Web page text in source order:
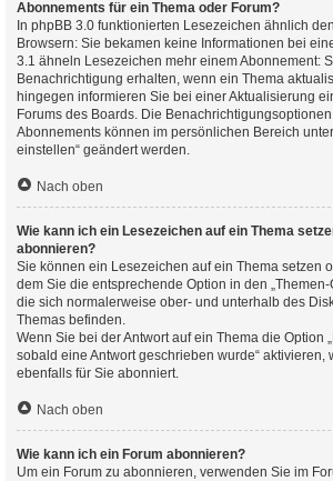
Abonnements für ein Thema oder Forum?
In phpBB 3.0 funktionierten Lesezeichen ähnlich
Browsern: Sie bekamen keine Informationen bei
3.1 ähneln Lesezeichen mehr einem Abonnement:
Benachrichtigung erhalten, wenn ein Thema
hingegen informieren Sie bei einer Aktualisierung
Forums des Boards. Die
Abonnements können im persönlichen Bereich
einstellen“ geändert werden.
Nach oben
Wie kann ich ein Lesezeichen auf ein Thema
abonnieren?
Sie können ein Lesezeichen auf ein Thema setzen
dem Sie die entsprechende Option in den
die sich normalerweise ober- und unterhalb des
Themas befinden.
Wenn Sie bei der Antwort auf ein Thema die Option
sobald eine Antwort geschrieben wurde“ aktivieren,
ebenfalls für Sie abonniert.
Nach oben
Wie kann ich ein Forum abonnieren?
Um ein Forum zu abonnieren, verwenden Sie im